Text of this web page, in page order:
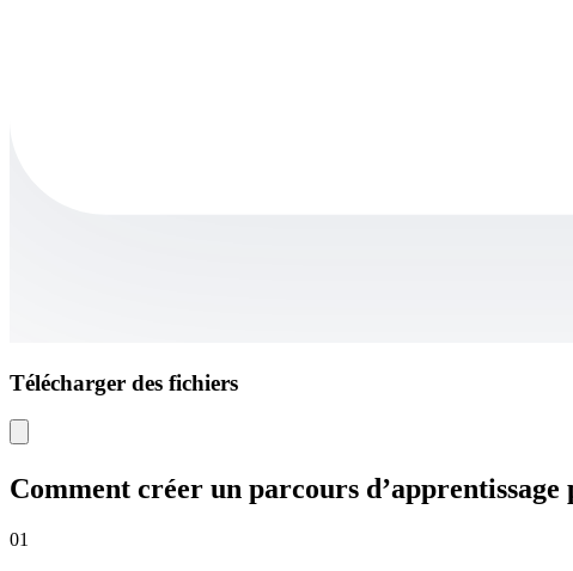
Télécharger des fichiers
Comment créer un parcours d’apprentissage
01